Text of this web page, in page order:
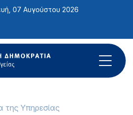
07 Αυγούστου 2026
της Υπηρεσίας